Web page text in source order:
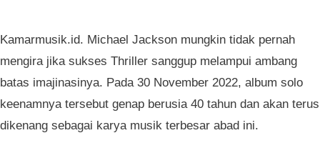
Kamarmusik.id. Michael Jackson mungkin tidak pernah
mengira jika sukses Thriller sanggup melampui ambang
batas imajinasinya. Pada 30 November 2022, album solo
keenamnya tersebut genap berusia 40 tahun dan akan terus
dikenang sebagai karya musik terbesar abad ini.